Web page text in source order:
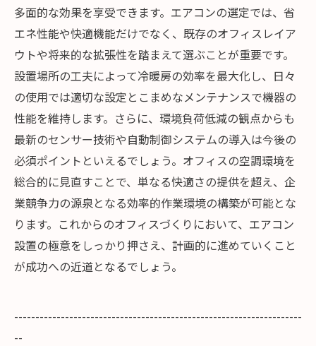
多面的な効果を享受できます。エアコンの選定では、省
エネ性能や快適機能だけでなく、既存のオフィスレイア
ウトや将来的な拡張性を踏まえて選ぶことが重要です。
設置場所の工夫によって冷暖房の効率を最大化し、日々
の使用では適切な設定とこまめなメンテナンスで機器の
性能を維持します。さらに、環境負荷低減の観点からも
最新のセンサー技術や自動制御システムの導入は今後の
必須ポイントといえるでしょう。オフィスの空調環境を
総合的に見直すことで、単なる快適さの提供を超え、企
業競争力の源泉となる効率的作業環境の構築が可能とな
ります。これからのオフィスづくりにおいて、エアコン
設置の極意をしっかり押さえ、計画的に進めていくこと
が成功への近道となるでしょう。
--------------------------------------------------------------------
--